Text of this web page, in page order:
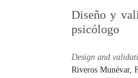
Diseño y
psicólogo
Design and
Riveros Munévar,